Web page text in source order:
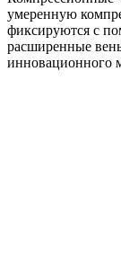
умеренную
фиксируются с
расширенные
инновационного